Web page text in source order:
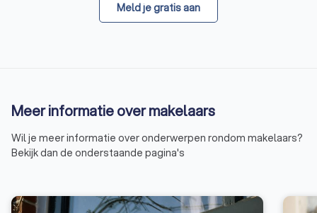
Meld je gratis aan
Meer informatie over makelaars
Wil je meer informatie over onderwerpen rondom makelaars?
Bekijk dan de onderstaande pagina's